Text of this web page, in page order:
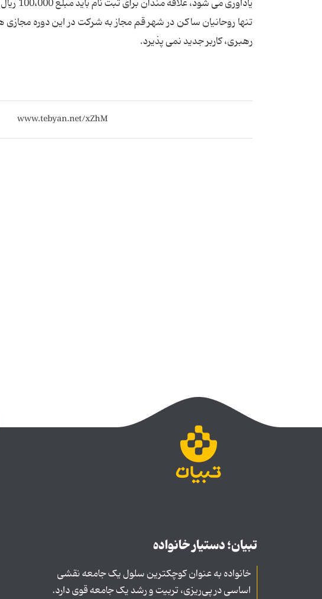
تنها روحانیان ساکن در شهر قم مجاز به شرکت در این دوره
رهبری، کاربر جدید نمی پذیرد.
تبیان؛ دستیار خانواده
خانواده به عنوان کوچکترین سلول یک جامعه نقشی
اساسی در پی‌ریزی، تربیت و رشد یک جامعه قوی دارد.